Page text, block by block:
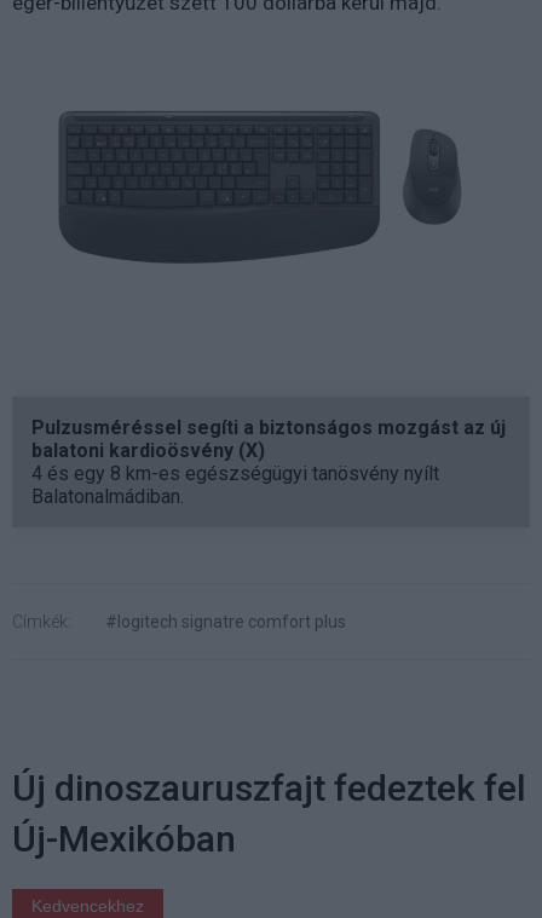
Pulzusméréssel segíti a biztonságos mozgást az új
balatoni kardioösvény (X)
4 és egy 8 km-es egészségügyi tanösvény nyílt
Balatonalmádiban.
Címkék: #logitech signatre comfort plus
Új dinoszauruszfajt fedeztek fel
Új-Mexikóban
Kedvencekhez